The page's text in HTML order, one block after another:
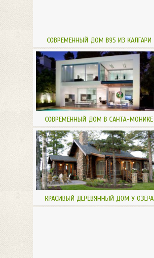
СОВРЕМЕННЫЙ ДОМ B95 ИЗ КАЛГАРИ
СОВРЕМЕННЫЙ ДОМ В САНТА-МОНИКЕ
КРАСИВЫЙ ДЕРЕВЯННЫЙ ДОМ У ОЗЕРА